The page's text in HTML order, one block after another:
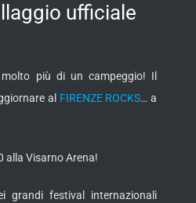
ufficiale
molto più di un campeggio! Il
al FIRENZE ROCKS… a
alla Visarno Arena!
grandi festival internazionali